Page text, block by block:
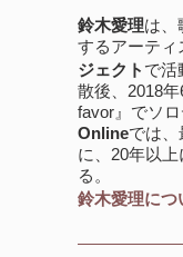
鈴木愛理は、
するアーティ
ジェクト で活
散後、2018
favor』でソロ
Onlineでは、
に、20年以
る。
鈴木愛理に